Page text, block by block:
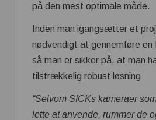
på den mest optimale måde.
Inden man igangsætter et
nødvendigt at gennemføre en
så man er sikker på, at man
tilstrækkelig robust løsning
“Selvom SICKs kameraer
lette at anvende, rummer de